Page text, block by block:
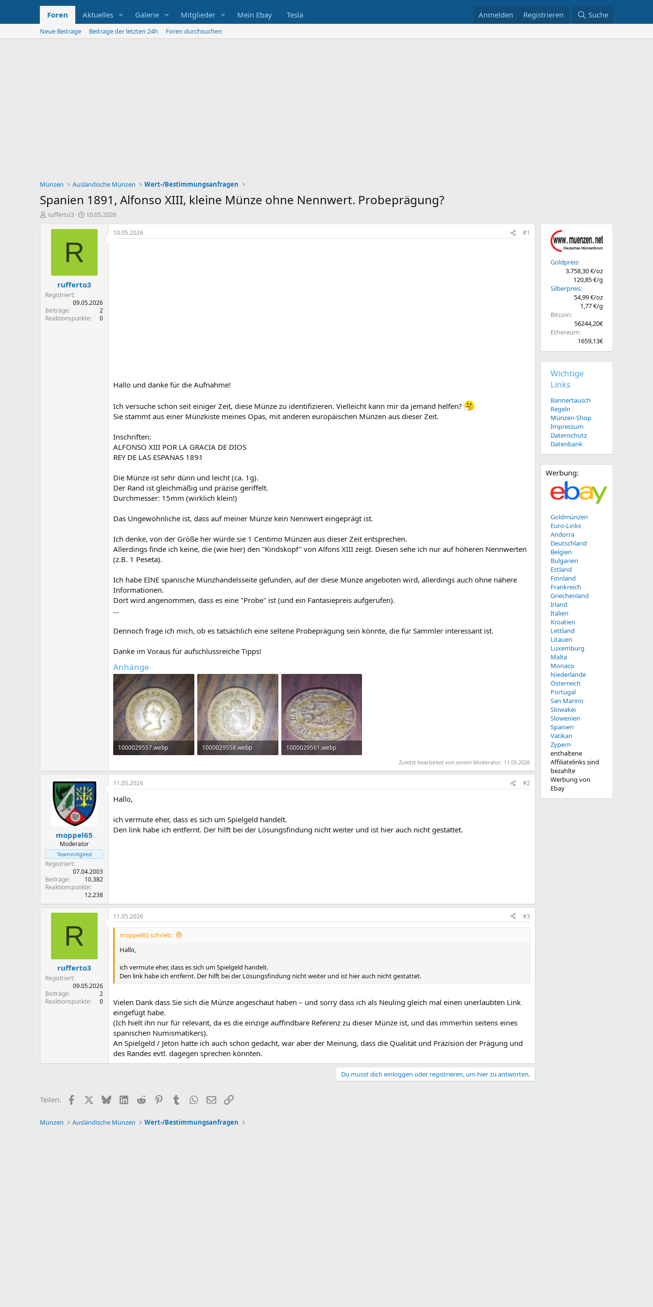
Foren Aktuelles Galerie Mitglieder Mein Ebay Tesla Anmelden Registrieren Suche
Neue Beiträge Beiträge der letzten 24h Foren durchsuchen
Münzen Ausländische Münzen Wert-/Bestimmungsanfragen
Spanien 1891, Alfonso XIII, kleine Münze ohne Nennwert. Probeprägung?
Erufferto3
E
s
t
a
10.05.2026
R
rufferto3
Registriert
09.05.2026
Beiträge
2
Reaktionspunkte
0
10.05.2026 #1
Hallo und danke für die Aufnahme!
Ich versuche schon seit einiger Zeit, diese Münze zu identifizieren. Vielleicht kann mir da jemand helfen?
Sie stammt aus einer Münzkiste meines Opas, mit anderen europäischen Münzen aus dieser Zeit.
Inschriften:
ALFONSO XIII POR LA GRACIA DE DIOS
REY DE LAS ESPANAS 1891
Die Münze ist sehr dünn und leicht (ca. 1g).
Der Rand ist gleichmäßig und präzise geriffelt.
Durchmesser: 15mm (wirklich klein!)
Das Ungewöhnliche ist, dass auf meiner Münze kein Nennwert eingeprägt ist.
Ich denke, von der Größe her würde sie 1 Centimo Münzen aus dieser Zeit entsprechen.
Allerdings finde ich keine, die (wie hier) den "Kindskopf" von Alfons XIII zeigt. Diesen sehe ich nur auf höheren Nennwerten
(z.B. 1 Peseta).
Ich habe EINE spanische Münzhandelsseite gefunden, auf der diese Münze angeboten wird, allerdings auch ohne nähere
Informationen.
Dort wird angenommen, dass es eine "Probe" ist (und ein Fantasiepreis aufgerufen).
...
Dennoch frage ich mich, ob es tatsächlich eine seltene Probeprägung sein könnte, die für Sammler interessant ist.
Danke im Voraus für aufschlussreiche Tipps!
Anhänge
1000029557.webp
1000029558.webp
1000029561.webp
Zuletzt bearbeitet von einem Moderator: 11.05.2026
moppel65
Moderator
Teammitglied
Registriert
07.04.2003
Beiträge
10.382
Reaktionspunkte
12.238
11.05.2026 #2
Hallo,
ich vermute eher, dass es sich um Spielgeld handelt.
Den link habe ich entfernt. Der hilft bei der Lösungsfindung nicht weiter und ist hier auch nicht gestattet.
R
rufferto3
Registriert
09.05.2026
Beiträge
2
Reaktionspunkte
0
11.05.2026 #3
moppel65 schrieb:
Hallo,
ich vermute eher, dass es sich um Spielgeld handelt.
Den link habe ich entfernt. Der hilft bei der Lösungsfindung nicht weiter und ist hier auch nicht gestattet.
Vielen Dank dass Sie sich die Münze angeschaut haben – und sorry dass ich als Neuling gleich mal einen unerlaubten Link
eingefügt habe.
(Ich hielt ihn nur für relevant, da es die einzige auffindbare Referenz zu dieser Münze ist, und das immerhin seitens eines
spanischen Numismatikers).
An Spielgeld / Jeton hatte ich auch schon gedacht, war aber der Meinung, dass die Qualität und Präzision der Prägung und
des Randes evtl. dagegen sprechen könnten.
Du musst dich einloggen oder registrieren, um hier zu antworten.
Teilen: FacebookX (Twitter)
BlueskyLinkedIn
Reddit PinterestTumblrWhatsApp
E-MailLink
Goldpreis
3.758,30 €/oz
120,85 €/g
Silberpreis
54,99 €/oz
1,77 €/g
Bitcoin
56244,20€
Ethereum
1659,13€
Wichtige
Links
Bannertausch
Regeln
Münzen-Shop
Impressum
Datenschutz
Datenbank
Werbung:
Goldmünzen
Euro-Links
Andorra
Deutschland
Belgien
Bulgarien
Estland
Finnland
Frankreich
Griechenland
Irland
Italien
Kroatien
Lettland
Litauen
Luxemburg
Malta
Monaco
Niederlande
Österreich
Portugal
San Marino
Slowakei
Slowenien
Spanien
Vatikan
Zypern
enthaltene
Affiliatelinks sind
bezahlte
Werbung von
Ebay
Münzen Ausländische Münzen Wert-/Bestimmungsanfragen